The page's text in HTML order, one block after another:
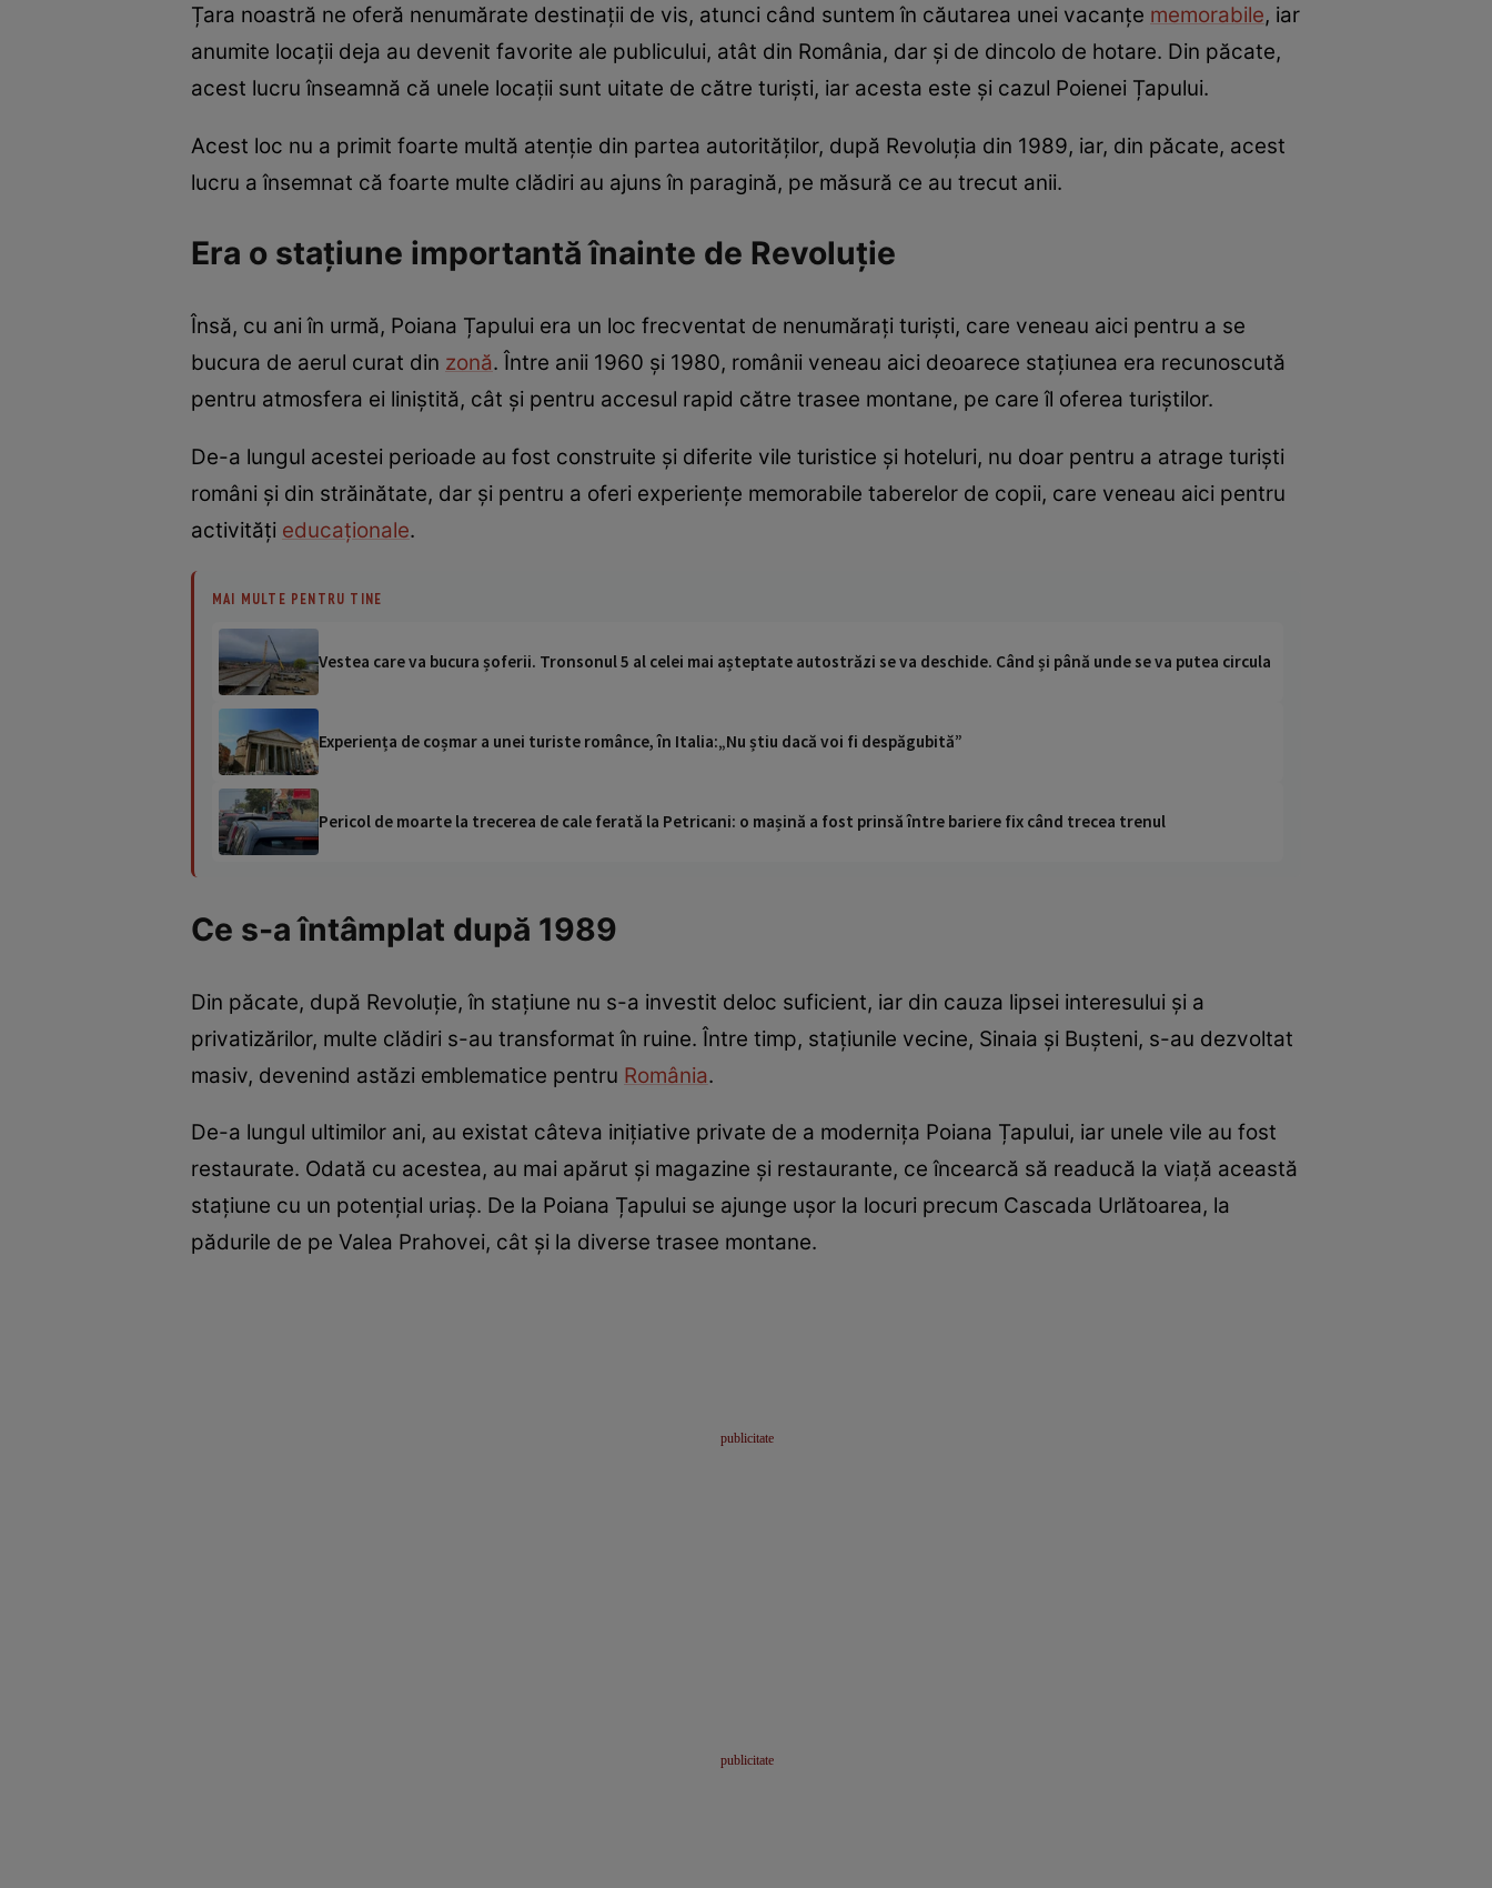
Țara noastră ne oferă nenumărate destinații de vis, atunci când suntem în căutarea unei vacanțe memorabile, iar
anumite locații deja au devenit favorite ale publicului, atât din România, dar și de dincolo de hotare. Din păcate,
acest lucru înseamnă că unele locații sunt uitate de către turiști, iar acesta este și cazul Poienei Țapului.
Acest loc nu a primit foarte multă atenție din partea autorităților, după Revoluția din 1989, iar, din păcate, acest
lucru a însemnat că foarte multe clădiri au ajuns în paragină, pe măsură ce au trecut anii.
Era o stațiune importantă înainte de Revoluție
Însă, cu ani în urmă, Poiana Țapului era un loc frecventat de nenumărați turiști, care veneau aici pentru a se
bucura de aerul curat din zonă. Între anii 1960 și 1980, românii veneau aici deoarece stațiunea era recunoscută
pentru atmosfera ei liniștită, cât și pentru accesul rapid către trasee montane, pe care îl oferea turiștilor.
De-a lungul acestei perioade au fost construite și diferite vile turistice și hoteluri, nu doar pentru a atrage turiști
români și din străinătate, dar și pentru a oferi experiențe memorabile taberelor de copii, care veneau aici pentru
activități educaționale.
MAI MULTE PENTRU TINE
Vestea care va bucura șoferii. Tronsonul 5 al celei mai așteptate autostrăzi se va deschide. Când și până unde se va putea circula
Experiența de coșmar a unei turiste românce, în Italia:„Nu știu dacă voi fi despăgubită”
Pericol de moarte la trecerea de cale ferată la Petricani: o mașină a fost prinsă între bariere fix când trecea trenul
Ce s-a întâmplat după 1989
Din păcate, după Revoluție, în stațiune nu s-a investit deloc suficient, iar din cauza lipsei interesului și a
privatizărilor, multe clădiri s-au transformat în ruine. Între timp, stațiunile vecine, Sinaia și Bușteni, s-au dezvoltat
masiv, devenind astăzi emblematice pentru România.
De-a lungul ultimilor ani, au existat câteva inițiative private de a modernița Poiana Țapului, iar unele vile au fost
restaurate. Odată cu acestea, au mai apărut și magazine și restaurante, ce încearcă să readucă la viață această
stațiune cu un potențial uriaș. De la Poiana Țapului se ajunge ușor la locuri precum Cascada Urlătoarea, la
pădurile de pe Valea Prahovei, cât și la diverse trasee montane.